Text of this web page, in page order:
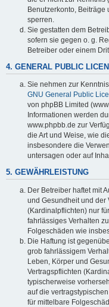
Benutzerkonto, Beiträge
sperren.
Sie gestatten dem
sofern sie gegen o. g.
Betreiber oder einem
4. GENERAL PUBLIC
Sie nehmen zur
GNU General Public
von phpBB Limited
Informationen werden
www.phpbb.de zur
die Art und Weise, wie
insbesondere die
untersagen oder auf
5. GEWÄHRLEISTUNG
Der Betreiber haftet mit
und Gesundheit und der
(Kardinalpflichten) nur
fahrlässiges Verhalten
Folgeschäden wie
Die Haftung ist
grob fahrlässigem
Leben, Körper und
Vertragspflichten
typischerweise
auf die
für mittelbare